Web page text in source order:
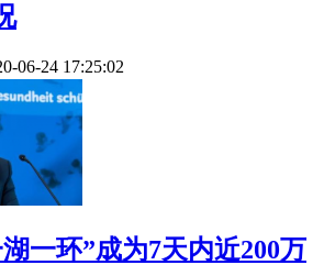
06-24 17:25:02
一环”成为7天内近200万